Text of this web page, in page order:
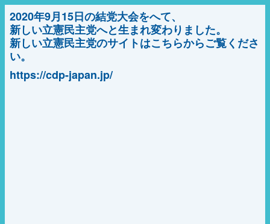
2020年9月15日の結党大会をへて、
新しい立憲民主党へと生まれ変わりました。
新しい立憲民主党のサイトはこちらからご覧くださ
い。
https://cdp-japan.jp/